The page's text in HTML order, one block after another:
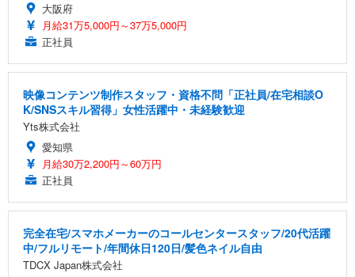
大阪府
月給31万5,000円～37万5,000円
正社員
映像コンテンツ制作スタッフ・資格不問「正社員/在宅相談O
K/SNSスキル習得」女性活躍中・未経験歓迎
Yts株式会社
愛知県
月給30万2,200円～60万円
正社員
完全在宅/スマホメーカーのコールセンタースタッフ/20代活躍
中/フルリモート/年間休日120日/髪色ネイル自由
TDCX Japan株式会社